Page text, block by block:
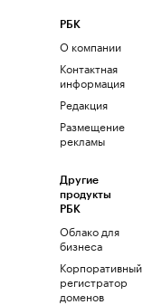
РБК
О компании
Контактная
информация
Редакция
Размещение
рекламы
Другие
продукты
РБК
Облако для
бизнеса
Корпоративный
регистратор
доменов